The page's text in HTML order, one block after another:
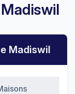
Madiswil